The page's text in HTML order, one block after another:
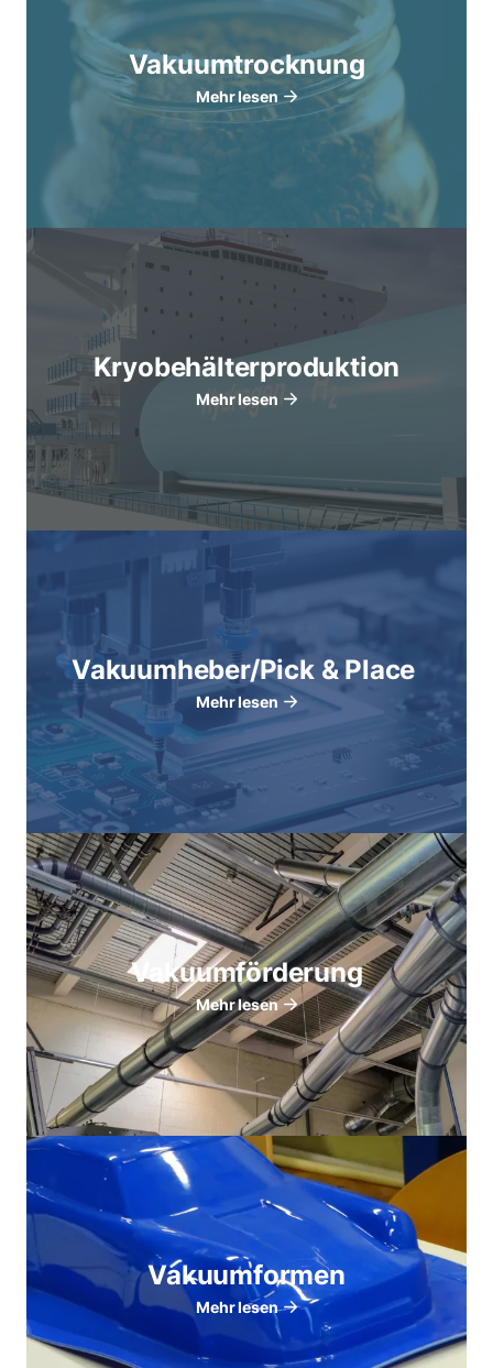
Vakuumtrocknung
Mehr lesen
Kryobehälterproduktion
Mehr lesen
Vakuumheber/Pick & Place
Mehr lesen
Vakuumförderung
Mehr lesen
Vakuumformen
Mehr lesen